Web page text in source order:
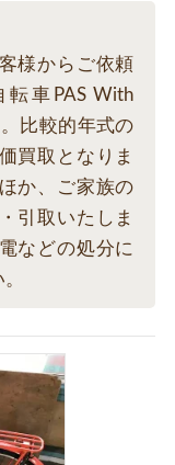
様からご依頼
車PAS With
比較的年式の
買取となりま
か、ご家族の
引取いたしま
などの処分に